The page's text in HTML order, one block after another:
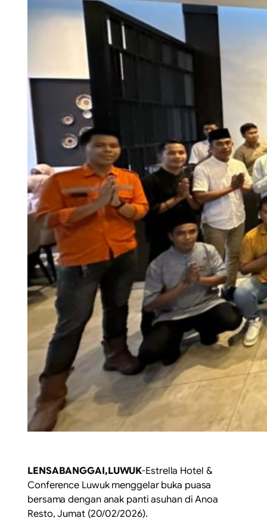
LENSABANGGAI,LUWUK-Estrella Hotel &
Conference Luwuk menggelar buka puasa
bersama dengan anak panti asuhan di Anoa
Resto, Jumat (20/02/2026).